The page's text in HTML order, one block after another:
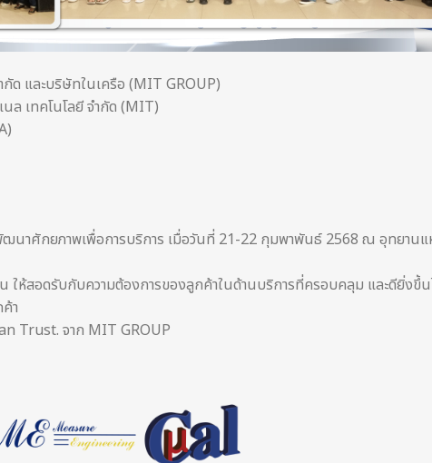
ด และบริษัทในเครือ (MIT GROUP)
ล เทคโนโลยี จำกัด (MIT)
ฒนาศักยภาพเพื่อการบริการ เมื่อวันที่ 21-22 กุมพาพันธ์ 2568 ณ อุทยานแ
ห้สอดรับกับความต้องการของลูกค้าในด้านบริการที่ครอบคลุม และดียิ่งขึ้
า
Trust. จาก MIT GROUP